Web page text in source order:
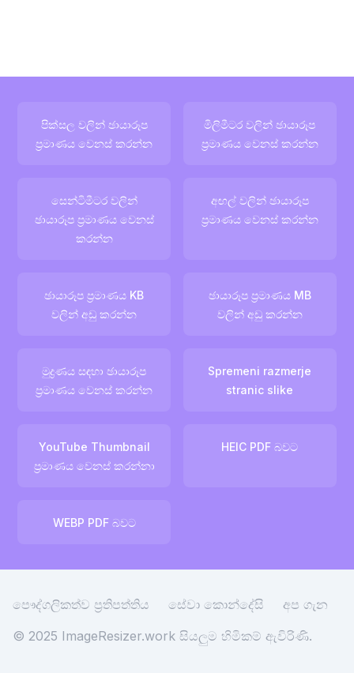
පික්සල වලින් ඡායාරූප
ප්‍රමාණය වෙනස් කරන්න
මිලිමීටර වලින් ඡායාරූප
ප්‍රමාණය වෙනස් කරන්න
සෙන්ටිමීටර වලින්
ඡායාරූප ප්‍රමාණය වෙනස්
කරන්න
අඟල් වලින් ඡායාරූප
ප්‍රමාණය වෙනස් කරන්න
ඡායාරූප ප්‍රමාණය KB
වලින් අඩු කරන්න
ඡායාරූප ප්‍රමාණය MB
වලින් අඩු කරන්න
මුද්‍රණය සඳහා ඡායාරූප
ප්‍රමාණය වෙනස් කරන්න
Spremeni razmerje
stranic slike
YouTube Thumbnail
ප්‍රමාණය වෙනස් කරන්නා
HEIC PDF බවට
WEBP PDF බවට
පෞද්ගලිකත්ව ප්‍රතිපත්තිය සේවා කොන්දේසි
අප ගැන
© 2025 ImageResizer.work සියලුම හිමිකම් ඇවිරිණි.